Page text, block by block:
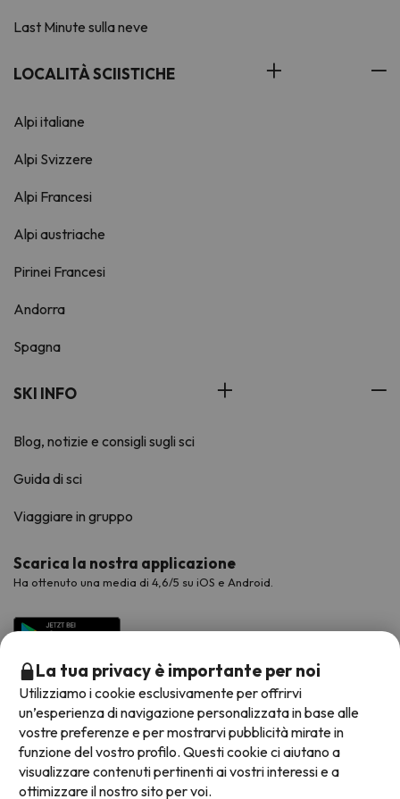
Last Minute sulla neve
LOCALITÀ SCIISTICHE
Alpi italiane
Alpi Svizzere
Alpi Francesi
Alpi austriache
Pirinei Francesi
Andorra
Spagna
SKI INFO
Blog, notizie e consigli sugli sci
Guida di sci
Viaggiare in gruppo
Scarica la nostra applicazione
Ha ottenuto una media di 4,6/5 su iOS e Android.
Metodi di pagamento disponibili
La tua privacy è importante per noi
Utilizziamo i cookie esclusivamente per offrirvi
un’esperienza di navigazione personalizzata in base alle
vostre preferenze e per mostrarvi pubblicità mirate in
funzione del vostro profilo. Questi cookie ci aiutano a
visualizzare contenuti pertinenti ai vostri interessi e a
ottimizzare il nostro sito per voi.